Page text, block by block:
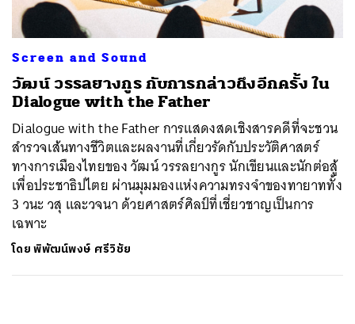
Screen and Sound
วัฒน์ วรรลยางกูร กับการกล่าวถึงอีกครั้ง ใน
Dialogue with the Father
Dialogue with the Father การแสดงสดเชิงสารคดีที่จะชวน
สำรวจเส้นทางชีวิตและผลงานที่เกี่ยวรัดกับประวัติศาสตร์
ทางการเมืองไทยของ วัฒน์ วรรลยางกูร นักเขียนและนักต่อสู้
เพื่อประชาธิปไตย ผ่านมุมมองแห่งความทรงจำของทายาททั้ง
3 วนะ วสุ และวจนา ด้วยศาสตร์ศิลป์ที่เชี่ยวชาญเป็นการ
เฉพาะ
โดยพิพัฒน์พงษ์ ศรีวิชัย
ค้นหา
SHARE TWEET